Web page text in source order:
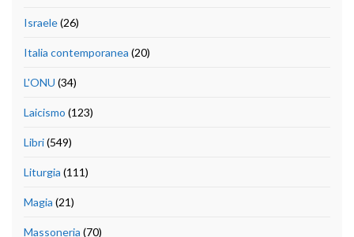
Israele(26)
Italia contemporanea (20)
L'ONU (34)
Laicismo (123)
Libri(549)
Liturgia (111)
Magia (21)
Massoneria (70)